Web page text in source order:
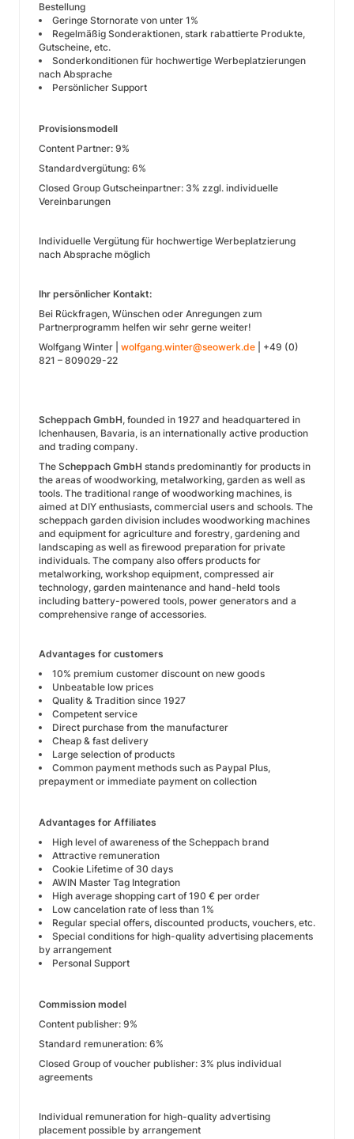
Bestellung
Geringe Stornorate von unter 1%
Regelmäßig Sonderaktionen, stark rabattierte Produkte,
Gutscheine, etc.
Sonderkonditionen für hochwertige Werbeplatzierungen
nach Absprache
Persönlicher Support
Provisionsmodell
Content Partner: 9%
Standardvergütung: 6%
Closed Group Gutscheinpartner: 3% zzgl. individuelle
Vereinbarungen
Individuelle Vergütung für hochwertige Werbeplatzierung
nach Absprache möglich
Ihr persönlicher Kontakt:
Bei Rückfragen, Wünschen oder Anregungen zum
Partnerprogramm helfen wir sehr gerne weiter!
Wolfgang Winter | wolfgang.winter@seowerk.de | +49 (0)
821 – 809029-22
Scheppach GmbH, founded in 1927 and headquartered in
Ichenhausen, Bavaria, is an internationally active production
and trading company.
The Scheppach GmbH stands predominantly for products in
the areas of woodworking, metalworking, garden as well as
tools. The traditional range of woodworking machines, is
aimed at DIY enthusiasts, commercial users and schools. The
scheppach garden division includes woodworking machines
and equipment for agriculture and forestry, gardening and
landscaping as well as firewood preparation for private
individuals. The company also offers products for
metalworking, workshop equipment, compressed air
technology, garden maintenance and hand-held tools
including battery-powered tools, power generators and a
comprehensive range of accessories.
Advantages for customers
10% premium customer discount on new goods
Unbeatable low prices
Quality & Tradition since 1927
Competent service
Direct purchase from the manufacturer
Cheap & fast delivery
Large selection of products
Common payment methods such as Paypal Plus,
prepayment or immediate payment on collection
Advantages for Affiliates
High level of awareness of the Scheppach brand
Attractive remuneration
Cookie Lifetime of 30 days
AWIN Master Tag Integration
High average shopping cart of 190 € per order
Low cancelation rate of less than 1%
Regular special offers, discounted products, vouchers, etc.
Special conditions for high-quality advertising placements
by arrangement
Personal Support
Commission model
Content publisher: 9%
Standard remuneration: 6%
Closed Group of voucher publisher: 3% plus individual
agreements
Individual remuneration for high-quality advertising
placement possible by arrangement